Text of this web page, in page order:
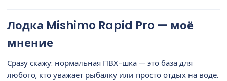
Лодка Mishimo Rapid Pro — моё
мнение​
Сразу скажу: нормальная ПВХ-шка — это база для
любого, кто уважает рыбалку или просто отдых на воде.